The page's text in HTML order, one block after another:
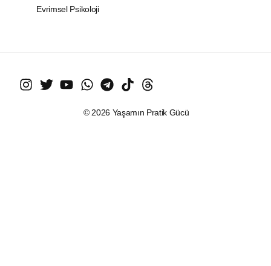
Evrimsel Psikoloji
© 2026 Yaşamın Pratik Gücü